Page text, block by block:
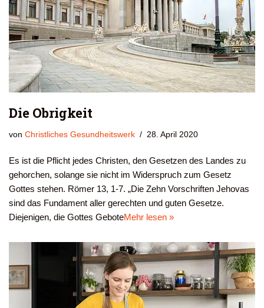
Die Obrigkeit
von Christliches Gesundheitswerk 28. April 2020
Es ist die Pflicht jedes Christen, den Gesetzen des Landes zu
gehorchen, solange sie nicht im Widerspruch zum Gesetz
Gottes stehen. Römer 13, 1-7. „Die Zehn Vorschriften Jehovas
sind das Fundament aller gerechten und guten Gesetze.
Diejenigen, die Gottes GeboteMehr lesen »